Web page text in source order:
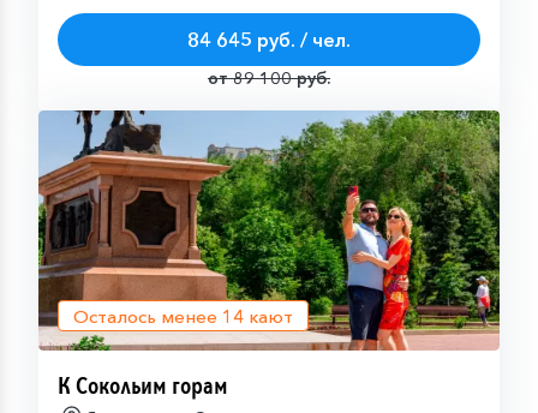
84 645 руб. / чел.
от 89 100 руб.
Осталось менее 14 кают
К Сокольим горам